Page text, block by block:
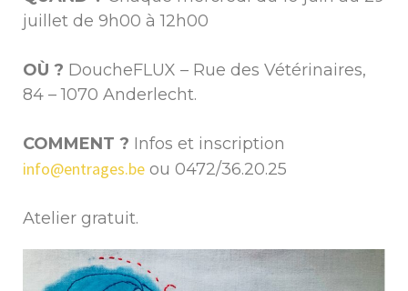
juillet de 9h00 à 12h00
OÙ ? DoucheFLUX – Rue des Vétérinaires,
84 – 1070 Anderlecht.
COMMENT ? Infos et inscription
info@entrages.be ou 0472/36.20.25
Atelier gratuit.